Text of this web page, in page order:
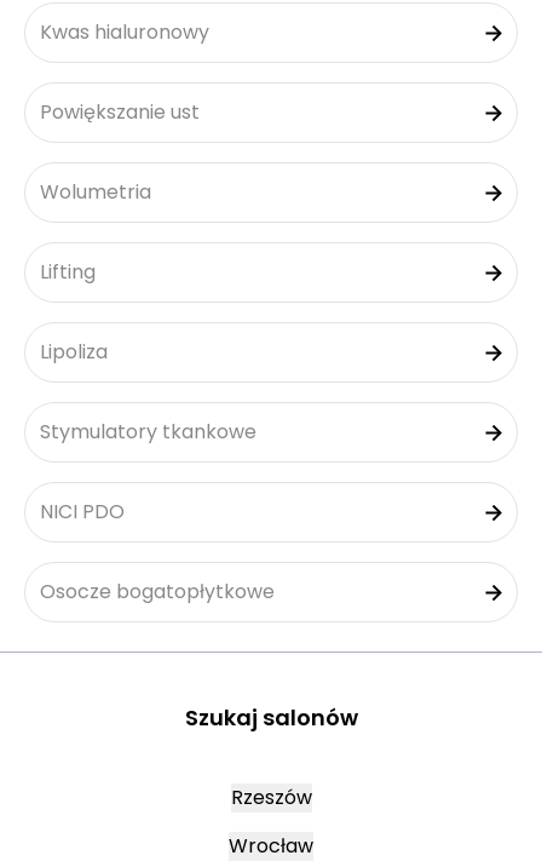
Kwas hialuronowy
Powiększanie ust
Wolumetria
Lifting
Lipoliza
Stymulatory tkankowe
NICI PDO
Osocze bogatopłytkowe
Szukaj salonów
Rzeszów
Wrocław